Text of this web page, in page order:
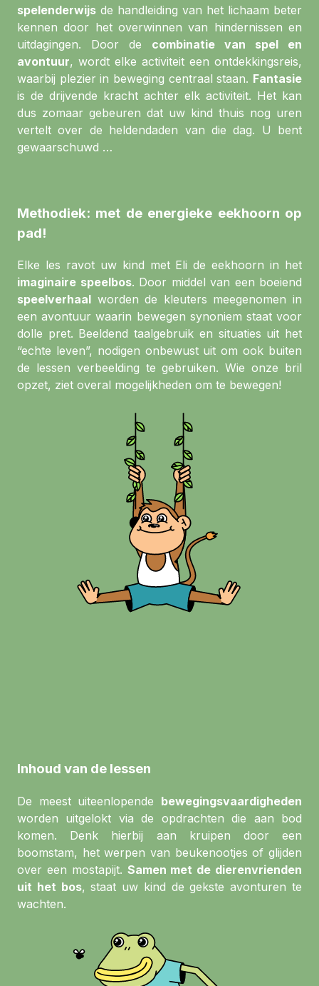
spelenderwijs de handleiding van het lichaam beter
kennen door het overwinnen van hindernissen en
uitdagingen. Door de combinatie van spel en
avontuur, wordt elke activiteit een ontdekkingsreis,
waarbij plezier in beweging centraal staan. Fantasie
is de drijvende kracht achter elk activiteit. Het kan
dus zomaar gebeuren dat uw kind thuis nog uren
vertelt over de heldendaden van die dag. U bent
gewaarschuwd …
Methodiek: met de energieke eekhoorn op
pad!
Elke les ravot uw kind met Eli de eekhoorn in het
imaginaire speelbos. Door middel van een boeiend
speelverhaal worden de kleuters meegenomen in
een avontuur waarin bewegen synoniem staat voor
dolle pret. Beeldend taalgebruik en situaties uit het
“echte leven”, nodigen onbewust uit om ook buiten
de lessen verbeelding te gebruiken. Wie onze bril
opzet, ziet overal mogelijkheden om te bewegen!
Inhoud van de lessen
De meest uiteenlopende bewegingsvaardigheden
worden uitgelokt via de opdrachten die aan bod
komen. Denk hierbij aan kruipen door een
boomstam, het werpen van beukenootjes of glijden
over een mostapijt. Samen met de dierenvrienden
uit het bos, staat uw kind de gekste avonturen te
wachten.